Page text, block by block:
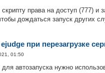
права на доступ (777) и
дождаться запуск других
при перезагрузке
01:50
автозапуска нужно